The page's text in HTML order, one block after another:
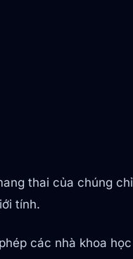
thai của chúng
tính.
các nhà khoa